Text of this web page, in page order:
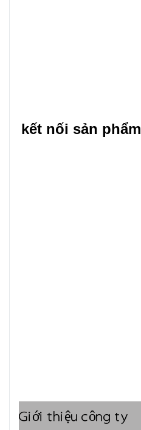
kết nối sản phẩm
Giới thiệu công ty